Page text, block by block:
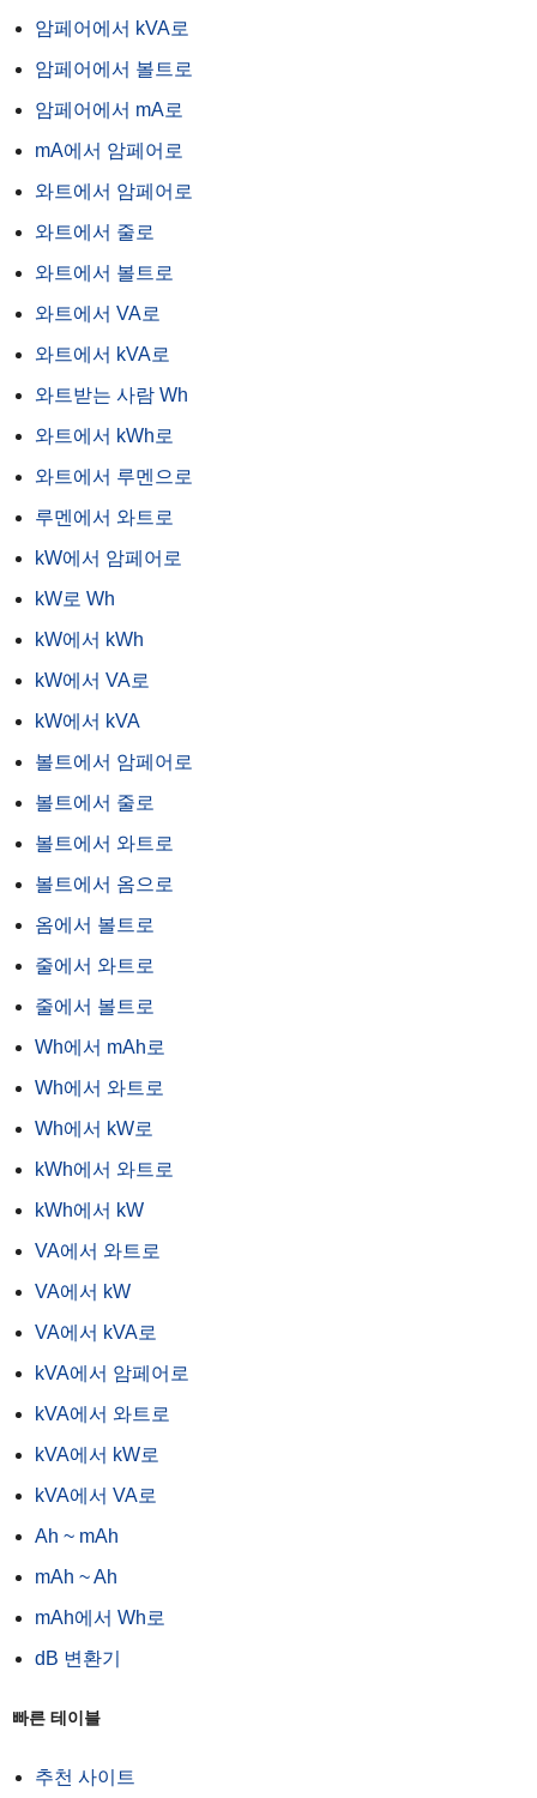
암페어에서 kVA로
암페어에서 볼트로
암페어에서 mA로
mA에서 암페어로
와트에서 암페어로
와트에서 줄로
와트에서 볼트로
와트에서 VA로
와트에서 kVA로
와트받는 사람 Wh
와트에서 kWh로
와트에서 루멘으로
루멘에서 와트로
kW에서 암페어로
kW로 Wh
kW에서 kWh
kW에서 VA로
kW에서 kVA
볼트에서 암페어로
볼트에서 줄로
볼트에서 와트로
볼트에서 옴으로
옴에서 볼트로
줄에서 와트로
줄에서 볼트로
Wh에서 mAh로
Wh에서 와트로
Wh에서 kW로
kWh에서 와트로
kWh에서 kW
VA에서 와트로
VA에서 kW
VA에서 kVA로
kVA에서 암페어로
kVA에서 와트로
kVA에서 kW로
kVA에서 VA로
Ah ~ mAh
mAh ~ Ah
mAh에서 Wh로
dB 변환기
빠른 테이블
추천 사이트